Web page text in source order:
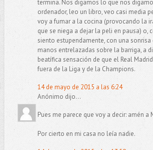
termina. Nos digamos lo que nos
ordenador, leo un libro, veo casi media
voy a fumar a la cocina (provocando la
que se niega a dejar la peli en pausa) o,
siento estupendamente, con una
manos entrelazadas sobre la barriga, a
beatífica sensación de que el Real
fuera de la Liga y de la Champions.
14 de mayo de 2015 a las 6:24
Anónimo dijo...
Pues me parece que voy a decir: amén a
Por cierto en mi casa no leía nadie.